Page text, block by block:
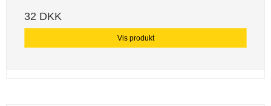
32 DKK
Vis produkt